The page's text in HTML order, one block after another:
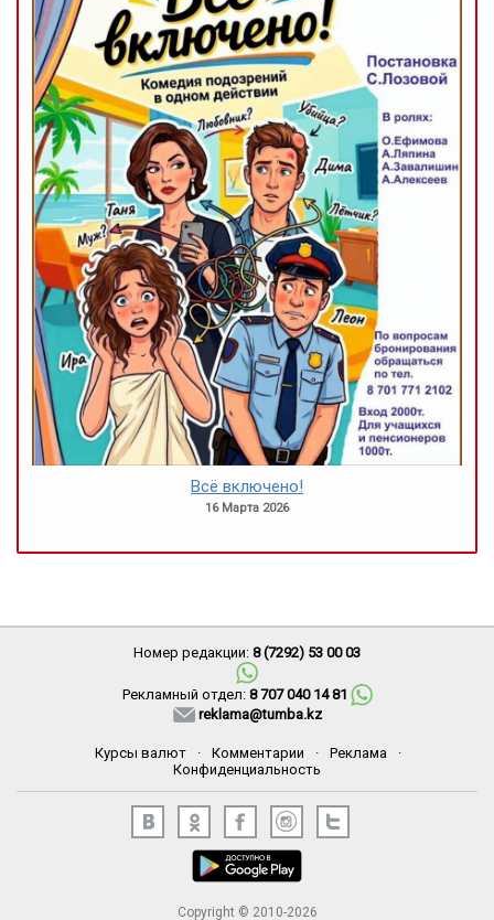
Всё включено!
16 Марта 2026
Номер редакции: 8 (7292) 53 00 03
Рекламный отдел: 8 707 040 14 81
reklama@tumba.kz
Курсы валют · Комментарии · Реклама
·
Конфиденциальность
Copyright © 2010-2026